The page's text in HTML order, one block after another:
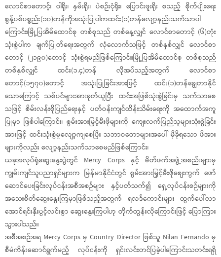
လောင်စာတောင့်၊ ဝါရိုး၊ နှမ်းရိုး၊ ပဲစဉ်းငုံရိုး၊ ပြောင်းဖူးရိုး စသည့် စိုက်ပျိုးရေး
စွန့်ပစ်ပစ္စည်း(၁၀)တန်ကိုအသုံးပြုပါကထင်း(၁)တန်လျော့နည်းသက်သာပါ
ကြောင်း၊မြို့ပြအိမ်ထောင်စု တစ်စုသည် တစ်နေ့လျှင် လောင်စာတောင့် (၆)တုံး
သုံးစွဲပါက ချက်ပြုတ်ရေးအတွက် လုံလောက်သဖြင့် တစ်နှစ်လျှင် လောင်စာ
တောင့် (၂၁၉၀)တောင့် သုံးစွဲရမည်ဖြစ်ကြောင်း၊မြို့ပြအိမ်ထောင်စု တစ်စုသည်
တစ်နှစ်လျှင် ထင်း(၁.၄)တန် လိုအပ်သည့်အတွက် လောင်စာ
တောင့်(၁၅၇၀)တောင့် အသုံးပြုခြင်းအားဖြင့် ထင်း(၁)တန်ချွေတာနိုင်
သောကြောင့် သစ်ပင်များအားခုတ်ယူပြီး ထင်းအဖြစ်သုံးစွဲခြင်းမှ သက်သာစေ
သဖြင့် စိမ်းလန်းစိုပြည်ရေးနှင့် ပတ်ဝန်းကျင်ထိန်းသိမ်းရေးကို အထောက်အကူ
ပြုမှာ ဖြစ်ပါကြောင်း၊ စွမ်းအားမြှင့်မီးဖိုများကို ကျေးလက်ပြည်သူများသုံးစွဲခြင်း
အားဖြင့် ထင်းသုံးစွဲမှုလျော့ကျစေပြီး သဘာဝတောများအပေါ် မှီခိုရသော ဖိအား
များကိုလည်း လျော့နည်းသက်သာစေမည်ဖြစ်ကြောင်း၊
ယခုအလုပ်ရုံဆွေးနွေးပွဲတွင် Mercy Corps နှင့် မိတ်ဖက်အဖွဲ့အစည်းများမှ
ကျွမ်းကျင်သူပညာရှင်များက မြန်မာနိုင်ငံတွင် စွမ်းအားမြှင့်မီးဖိုစျေးကွက် ဖော်
ဆောင်ပေးခြင်းလုပ်ငန်းအစီအစဉ်များ နှင့်ပတ်သက်၍ ရှေ့လုပ်ငန်းစဉ်များကို
အသေးစိတ်ဆွေးနွေးကြမှာဖြစ်သည့်အတွက် ရလဒ်ကောင်းများ ထွက်ပေါ်လာ
အောင်ရင်းနှီးပွင့်လင်းစွာ ဆွေးနွေးကြပါဟု တိုက်တွန်းလိုကြောင်းဖြင့် ပြောကြား
သွားပါသည်။
အစီအစဉ်အရ Mercy Corps မှ Country Director ဖြစ်သူ Nilan Fernando မှ
စီမံကိန်းဆောင်ရွက်မည့် လုပ်ငန်းကို ရှင်းလင်းတင်ပြခဲ့ပါကြောင်းသတင်းရရှိ